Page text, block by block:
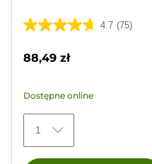
4.7 (75)
4.7
5
75
Recenzji
88,49 zł
Dostępne online
1